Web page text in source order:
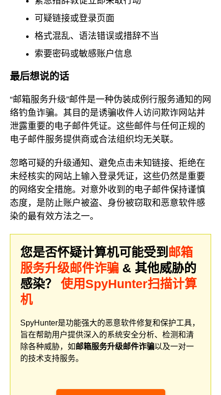
可疑链接或登录页面
格式混乱、语法错误或措辞不当
索要密码或敏感账户信息
最后想说的话
“邮箱服务升级”邮件是一种伪装成例行服务通知的网
络钓鱼诈骗。其目的是诱骗收件人访问欺诈网站并
泄露重要的电子邮件凭证。这些邮件与任何正规的
电子邮件服务提供商或合法组织均无关联。
忽略可疑的升级通知、避免点击未知链接、拒绝在
未经核实的网站上输入登录凭证，这些仍然是重要
的网络安全措施。对意外收到的电子邮件保持谨慎
态度，是防止账户被盗、身份被窃取和恶意软件感
染的最有效方法之一。
您是否怀疑计算机可能受到 邮箱
服务升级邮件诈骗 & 其他威胁的
感染？ 使用SpyHunter扫描计算
机
SpyHunter是功能强大的恶意软件修复和保护工具，
旨在帮助用户提供深入的系统安全分析、检测和清
除各种威胁，如邮箱服务升级邮件诈骗以及一对一
的技术支持服务。